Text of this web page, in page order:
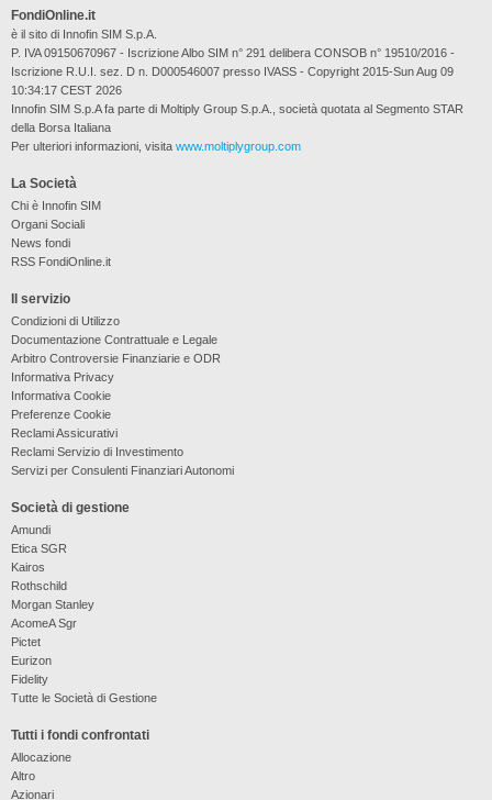
La Società
Chi è Innofin SIM
Organi Sociali
News fondi
RSS FondiOnline.it
Il servizio
Condizioni di Utilizzo
Documentazione Contrattuale e Legale
Arbitro Controversie Finanziarie e ODR
Informativa Privacy
Informativa Cookie
Preferenze Cookie
Reclami Assicurativi
Reclami Servizio di Investimento
Servizi per Consulenti Finanziari Autonomi
Società di gestione
Amundi
Etica SGR
Kairos
Rothschild
Morgan Stanley
AcomeA Sgr
Pictet
Eurizon
Fidelity
Tutte le Società di Gestione
Tutti i fondi confrontati
Allocazione
Altro
Azionari
FondiOnline.it
è il sito di Innofin SIM S.p.A.
P. IVA 09150670967 - Iscrizione Albo SIM n° 291 delibera CONSOB n° 19510/2016 -
Iscrizione R.U.I. sez. D n. D000546007 presso IVASS - Copyright 2015-Sun Aug 09
10:34:17 CEST 2026
Innofin SIM S.p.A fa parte di Moltiply Group S.p.A., società quotata al Segmento STAR
della Borsa Italiana
Per ulteriori informazioni, visita www.moltiplygroup.com